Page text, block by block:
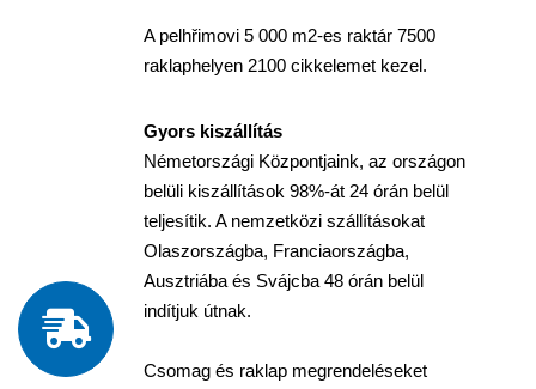
A pelhřimovi 5 000 m2-es raktár 7500
raklaphelyen 2100 cikkelemet kezel.
Gyors kiszállítás
Németországi Központjaink, az országon
belüli kiszállítások 98%-át 24 órán belül
teljesítik. A nemzetközi szállításokat
Olaszországba, Franciaországba,
Ausztriába és Svájcba 48 órán belül
indítjuk útnak.
Csomag és raklap megrendeléseket